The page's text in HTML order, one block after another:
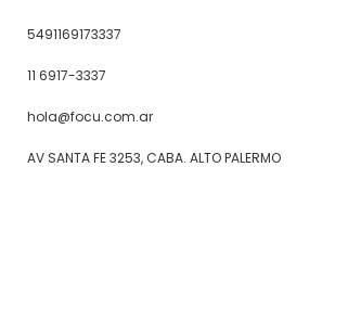
5491169173337
11 6917-3337
hola@focu.com.ar
AV SANTA FE 3253, CABA. ALTO PALERMO